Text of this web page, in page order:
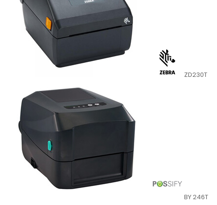
ZD230T
BY 246T